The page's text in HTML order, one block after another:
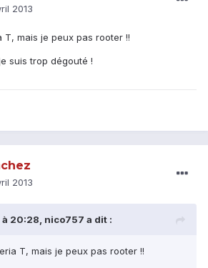
2013
T, mais je peux pas rooter !!
suis trop dégouté !
2013
20:28, nico757 a dit :
T, mais je peux pas rooter !!